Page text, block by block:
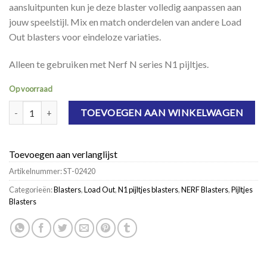
aansluitpunten kun je deze blaster volledig aanpassen aan
jouw speelstijl. Mix en match onderdelen van andere Load
Out blasters voor eindeloze variaties.
Alleen te gebruiken met Nerf N series N1 pijltjes.
Op voorraad
NERF Loadout Shadowspeed Recon aantal
TOEVOEGEN AAN WINKELWAGEN
Toevoegen aan verlanglijst
Artikelnummer:ST-02420
Categorieën:Blasters,Load Out,N1 pijltjes blasters,NERF Blasters,Pijltjes
Blasters